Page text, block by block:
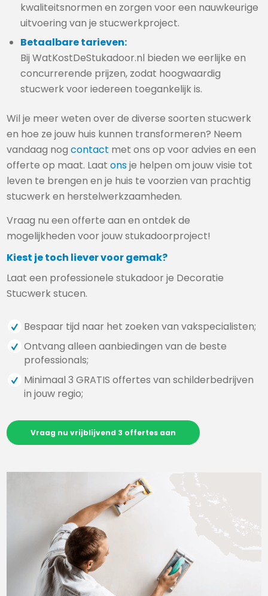
kwaliteitsnormen en zorgen voor een nauwkeurige
uitvoering van je stucwerkproject.
Betaalbare tarieven:
Bij WatKostDeStukadoor.nl bieden we eerlijke en
concurrerende prijzen, zodat hoogwaardig
stucwerk voor iedereen toegankelijk is.
Wil je meer weten over de diverse soorten stucwerk
en hoe ze jouw huis kunnen transformeren? Neem
vandaag nogcontact met ons op voor advies en een
offerte op maat. Laatonsje helpen om jouw visie tot
leven te brengen en je huis te voorzien van prachtig
stucwerk en herstelwerkzaamheden.
Vraag nu een offerte aan en ontdek de
mogelijkheden voor jouw stukadoorproject!
Kiest je toch liever voor gemak?
Laat een professionele stukadoor je Decoratie
Stucwerk stucen.
Bespaar tijd naar het zoeken van vakspecialisten;
Ontvang alleen aanbiedingen van de beste
professionals;
Minimaal 3 GRATIS offertes van schilderbedrijven
in jouw regio;
Vraag nu vrijblijvend 3 offertes aan